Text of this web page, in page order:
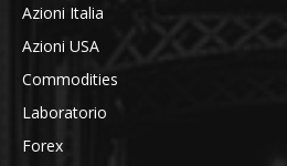
Azioni Italia
Azioni USA
Commodities
Laboratorio
Forex